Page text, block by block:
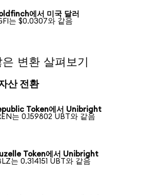
에서 미국 달러
는 $0.0307와 같음
변환 살펴보기
산 전환
Token에서 Unibright
는 0.159802 UBT와 같음
Token에서 Unibright
는 0.314151 UBT와 같음